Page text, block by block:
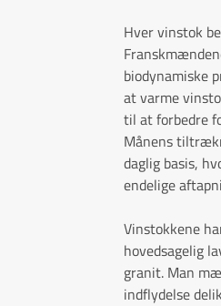
Hver vinstok
biodynamiske
at varme
til at forbedre
Månens
daglig basis,
endelige
Vinstokkene
hovedsagelig
granit. Man
indflydelse